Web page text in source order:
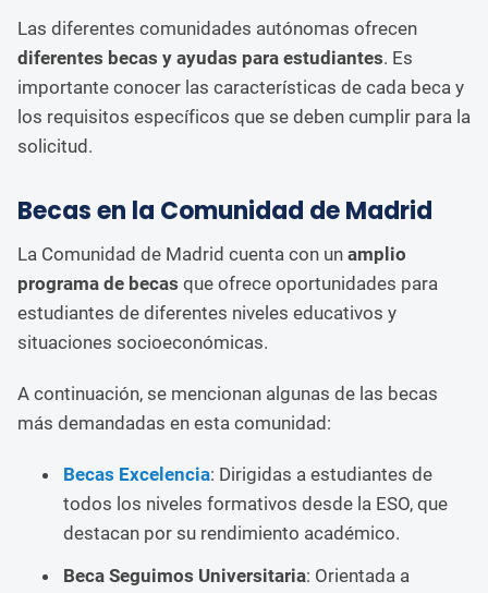
Las diferentes comunidades autónomas ofrecen
diferentes becas y ayudas para estudiantes. Es
importante conocer las características de cada beca y
los requisitos específicos que se deben cumplir para la
solicitud.
Becas en la Comunidad de Madrid
La Comunidad de Madrid cuenta con un amplio
programa de becas que ofrece oportunidades para
estudiantes de diferentes niveles educativos y
situaciones socioeconómicas.
A continuación, se mencionan algunas de las becas
más demandadas en esta comunidad:
Becas Excelencia: Dirigidas a estudiantes de
todos los niveles formativos desde la ESO, que
destacan por su rendimiento académico.
Beca Seguimos Universitaria: Orientada a